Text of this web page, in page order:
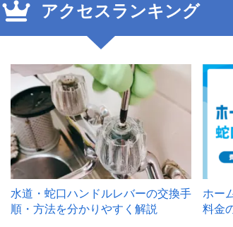
アクセスランキング
2
水道・蛇口ハンドルレバーの交換手
順・方法を分かりやすく解説
ホー
料金